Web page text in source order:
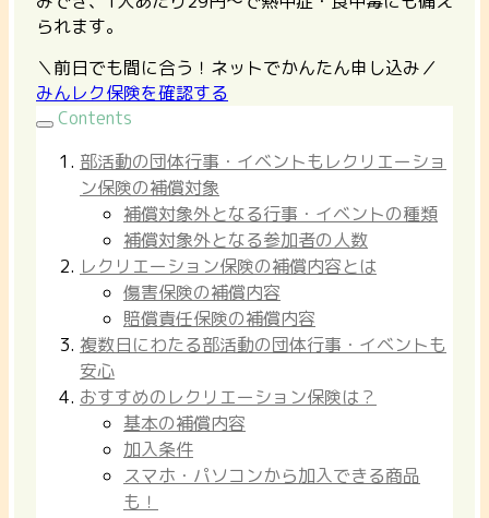
られます。
＼前日でも間に合う！ネットでかんたん申し込み／
みんレク保険を確認する
Contents
部活動の団体行事・イベントもレクリエーショ
ン保険の補償対象
補償対象外となる行事・イベントの種類
補償対象外となる参加者の人数
レクリエーション保険の補償内容とは
傷害保険の補償内容
賠償責任保険の補償内容
複数日にわたる部活動の団体行事・イベントも
安心
おすすめのレクリエーション保険は？
基本の補償内容
加入条件
スマホ・パソコンから加入できる商品
も！